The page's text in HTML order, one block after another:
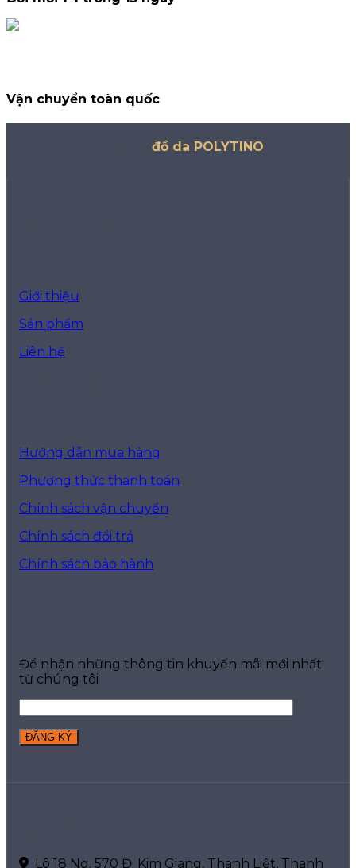
Vận chuyển toàn quốc
đồ da POLYTINO
Giới thiệu
Sản phẩm
Liên hệ
Hướng dẫn mua hàng
Phương thức thanh toán
Chính sách vận chuyển
Chính sách đổi trả
Chính sách bảo hành
Để nhận những thông tin khuyến mãi mới nhất
từ chúng tôi
Lô 18 Ng. 570 Đ. Kim Giang, Thanh Liệt, Thanh